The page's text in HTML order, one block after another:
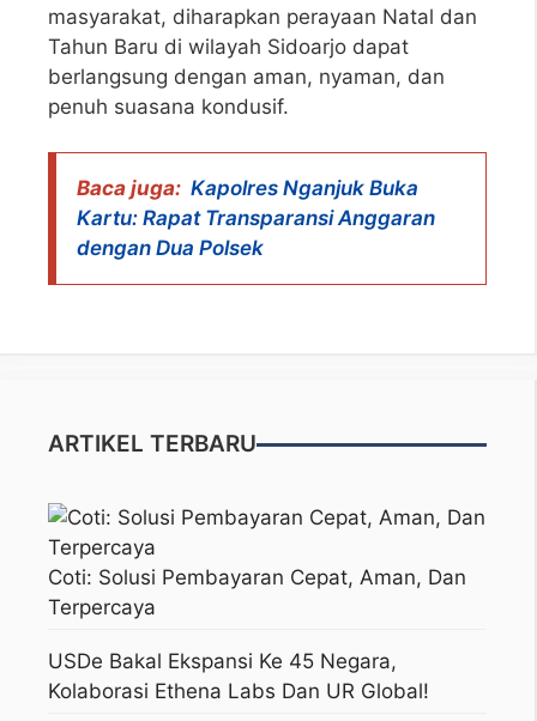
masyarakat, diharapkan perayaan Natal dan
Tahun Baru di wilayah Sidoarjo dapat
berlangsung dengan aman, nyaman, dan
penuh suasana kondusif.
Baca juga: Kapolres Nganjuk Buka
Kartu: Rapat Transparansi Anggaran
dengan Dua Polsek
ARTIKEL TERBARU
Coti: Solusi Pembayaran Cepat, Aman, Dan
Terpercaya
USDe Bakal Ekspansi Ke 45 Negara,
Kolaborasi Ethena Labs Dan UR Global!